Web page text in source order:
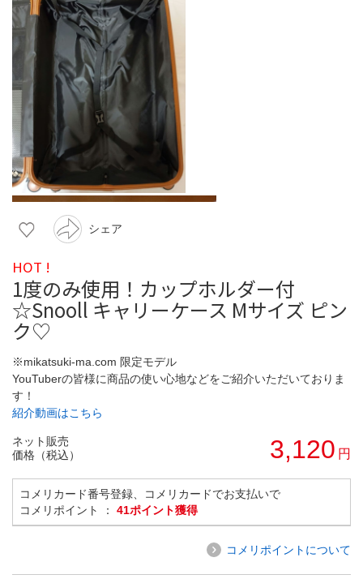
シェア
HOT !
1度のみ使用！カップホルダー付
☆Snooll キャリーケース Mサイズ ピン
ク♡
※mikatsuki-ma.com 限定モデル
YouTuberの皆様に商品の使い心地などをご紹介いただいておりま
す！
紹介動画はこちら
ネット販売
価格（税込）
3,120 円
コメリカード番号登録、コメリカードでお支払いで
コメリポイント ： 41ポイント獲得
コメリポイントについて